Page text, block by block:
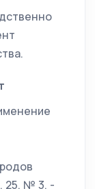
25, № 3. -